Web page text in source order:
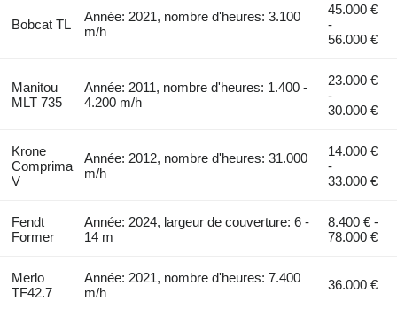
Bobcat TL
Année: 2021, nombre d'heures: 3.100
m/h
45.000 €
-
56.000 €
Manitou
MLT 735
Année: 2011, nombre d'heures: 1.400 -
4.200 m/h
23.000 €
-
30.000 €
Krone
Comprima
V
Année: 2012, nombre d'heures: 31.000
m/h
14.000 €
-
33.000 €
Fendt
Former
Année: 2024, largeur de couverture: 6 -
14 m
8.400 € -
78.000 €
Merlo
TF42.7
Année: 2021, nombre d'heures: 7.400
m/h
36.000 €